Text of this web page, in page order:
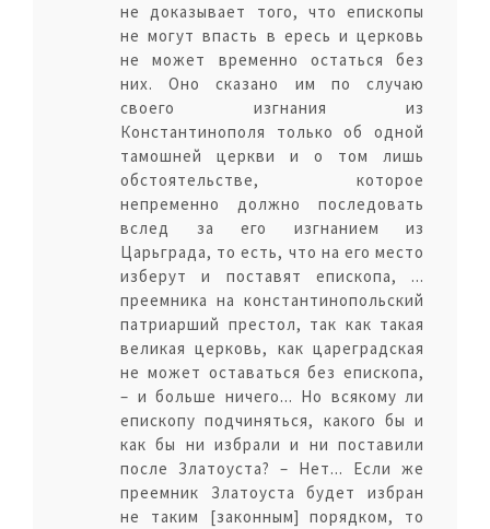
не доказывает того, что епископы
не могут впасть в ересь и церковь
не может временно остаться без
них. Оно сказано им по случаю
своего изгнания из
Константинополя только об одной
тамошней церкви и о том лишь
обстоятельстве, которое
непременно должно последовать
вслед за его изгнанием из
Царьграда, то есть, что на его место
изберут и поставят епископа, ...
преемника на константинопольский
патриарший престол, так как такая
великая церковь, как цареградская
не может оставаться без епископа,
– и больше ничего... Но всякому ли
епископу подчиняться, какого бы и
как бы ни избрали и ни поставили
после Златоуста? – Нет... Если же
преемник Златоуста будет избран
не таким [законным] порядком, то